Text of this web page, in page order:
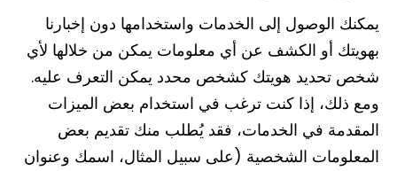
يمكنك الوصول إلى الخدمات واستخدامها دون إخبارنا
بهويتك أو الكشف عن أي معلومات يمكن من خلالها لأي
شخص تحديد هويتك كشخص محدد يمكن التعرف عليه.
ومع ذلك، إذا كنت ترغب في استخدام بعض الميزات
المقدمة في الخدمات، فقد يُطلب منك تقديم بعض
المعلومات الشخصية (على سبيل المثال، اسمك وعنوان